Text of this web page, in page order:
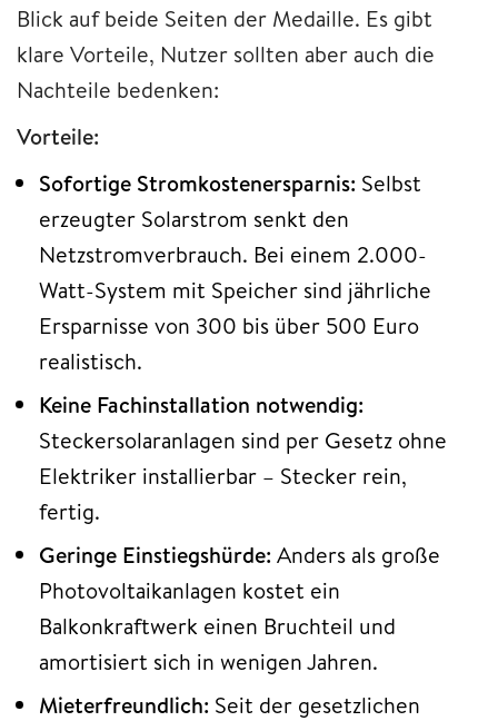
Blick auf beide Seiten der Medaille. Es gibt
klare Vorteile, Nutzer sollten aber auch die
Nachteile bedenken:
Vorteile:
Sofortige Stromkostenersparnis: Selbst
erzeugter Solarstrom senkt den
Netzstromverbrauch. Bei einem 2.000-
Watt-System mit Speicher sind jährliche
Ersparnisse von 300 bis über 500 Euro
realistisch.
Keine Fachinstallation notwendig:
Steckersolaranlagen sind per Gesetz ohne
Elektriker installierbar – Stecker rein,
fertig.
Geringe Einstiegshürde: Anders als große
Photovoltaikanlagen kostet ein
Balkonkraftwerk einen Bruchteil und
amortisiert sich in wenigen Jahren.
Mieterfreundlich: Seit der gesetzlichen